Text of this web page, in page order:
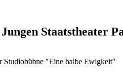
Staatstheater
Studiobühne "Eine halbe Ewigkeit"